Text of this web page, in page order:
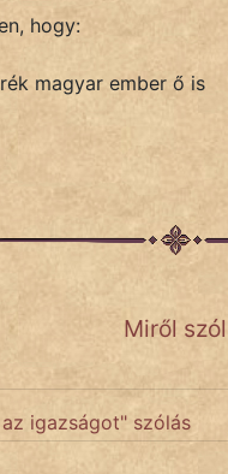
hogy:
magyar ember ő is
Miről szól
igazságot" szólás